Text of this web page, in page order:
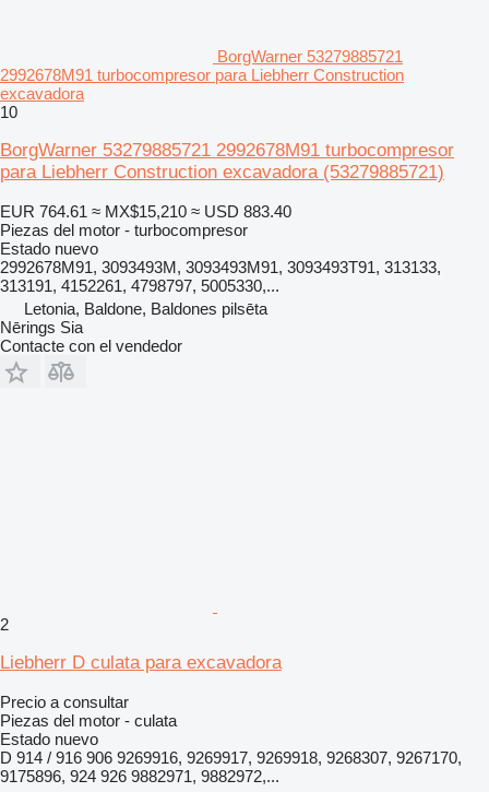
BorgWarner 53279885721
2992678M91 turbocompresor para Liebherr Construction
excavadora
10
BorgWarner 53279885721 2992678M91 turbocompresor
para Liebherr Construction excavadora (53279885721)
EUR 764.61 ≈ MX$15,210 ≈ USD 883.40
Piezas del motor - turbocompresor
Estado nuevo
2992678M91, 3093493M, 3093493M91, 3093493T91, 313133,
313191, 4152261, 4798797, 5005330,...
Letonia, Baldone, Baldones pilsēta
Nērings Sia
Contacte con el vendedor
2
Liebherr D culata para excavadora
Precio a consultar
Piezas del motor - culata
Estado nuevo
D 914 / 916 906 9269916, 9269917, 9269918, 9268307, 9267170,
9175896, 924 926 9882971, 9882972,...